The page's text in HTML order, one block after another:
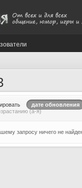
дате обновления
(а-я)
запросу ничего не